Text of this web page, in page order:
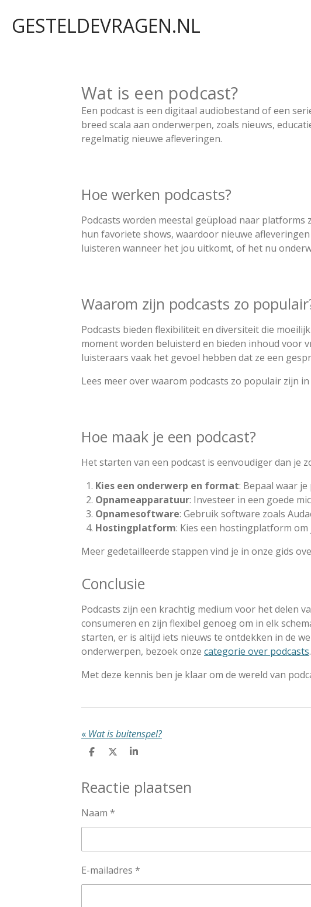
direct
GESTELDEVRAGEN.NL
Wat is een podcast?
Een podcast is een digitaal audiobestand of een
breed scala aan onderwerpen, zoals nieuws,
regelmatig nieuwe afleveringen.
Hoe werken podcasts?
Podcasts worden meestal geüpload naar platforms
hun favoriete shows, waardoor nieuwe
luisteren wanneer het jou uitkomt, of het nu
Waarom zijn podcasts zo
Podcasts bieden flexibiliteit en diversiteit die
moment worden beluisterd en bieden inhoud voor
luisteraars vaak het gevoel hebben dat ze een
Lees meer over waarom podcasts zo populair zijn
Hoe maak je een podcast?
Het starten van een podcast is eenvoudiger dan je
Kies een onderwerp en format: Bepaal waar
Opnameapparatuur: Investeer in een goede
Opnamesoftware: Gebruik software zoals
Hostingplatform: Kies een hostingplatform
Meer gedetailleerde stappen vind je in onze gids
Conclusie
Podcasts zijn een krachtig medium voor het delen
consumeren en zijn flexibel genoeg om in elk
starten, er is altijd iets nieuws te ontdekken in de
onderwerpen, bezoek onze categorie over podcasts.
Met deze kennis ben je klaar om de wereld van
« Wat is buitenspel?
D
e
n
D
l
S
r
e
Reactie plaatsen
Naam *
E-mailadres *